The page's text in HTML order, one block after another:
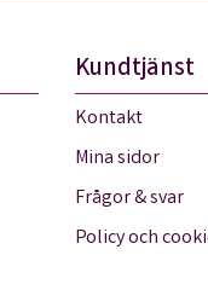
Kundtjänst
Kontakt
Mina sidor
Frågor & svar
Policy och